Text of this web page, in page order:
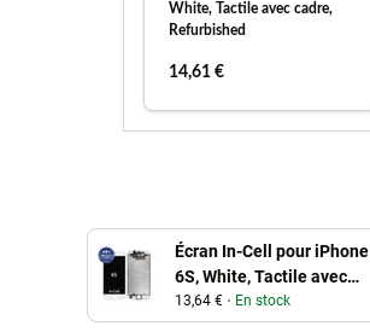
White, Tactile avec cadre,
Refurbished
14,61 €
Écran In-Cell pour iPhone
6S, White, Tactile avec
cadre, FixPremium
13,64 € En stock